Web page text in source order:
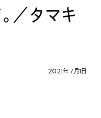
／タマキ
2021年7月1日